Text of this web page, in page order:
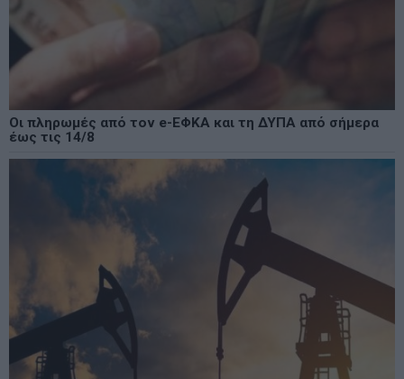
Οι πληρωμές από τον e-ΕΦΚΑ και τη ΔΥΠΑ από σήμερα
έως τις 14/8